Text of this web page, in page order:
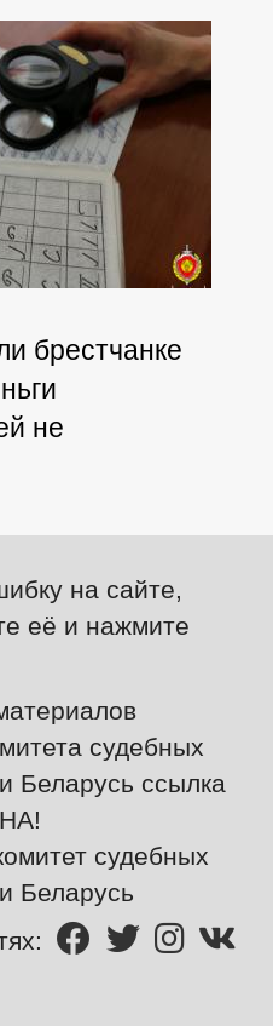
брестчанке
не
на сайте,
её и нажмите
судебных
Беларусь ссылка
судебных
Беларусь